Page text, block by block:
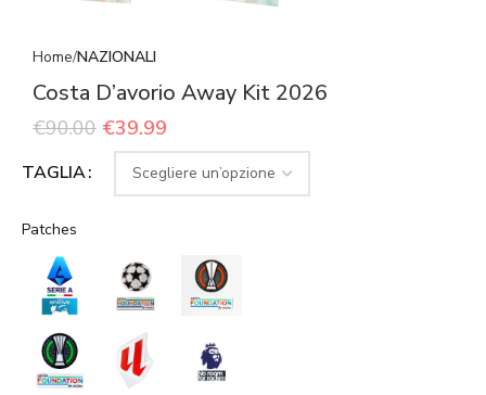
Home NAZIONALI
Costa D’avorio Away Kit 2026
€90.00 €39.99
TAGLIA
Patches